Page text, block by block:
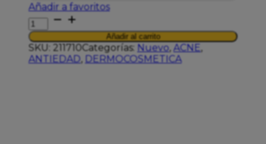
Añadir a favoritos
SENSILIS
PURE
AGE
PERFECTION
RETINAL
Añadir al carrito
SKU: 211710Categorías: Nuevo, ACNE,
ANTIEDAD, DERMOCOSMETICA